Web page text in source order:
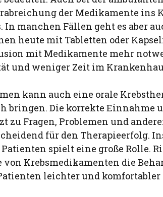
der Medikamente ins
manchen Fällen geht es aber
heute mit Tabletten oder
mit Medikamente mehr
und weniger Zeit im
kann auch eine orale
bringen. Die korrekte Einnahme
zu Fragen, Problemen und
für den Therapieerfolg.
spielt eine große Rolle.
Krebsmedikamenten die
leichter und komfortabler